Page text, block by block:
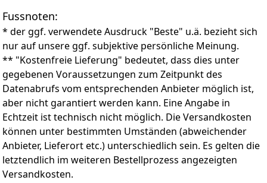
dabei aus wie aus einem Gartenmagazin. Dein
Mähroboter wird sich wie im Luxushotel fühlen!
Fussnoten:
* der ggf. verwendete Ausdruck "Beste" u.ä. bezieht sich
nur auf unsere ggf. subjektive persönliche Meinung.
** "Kostenfreie Lieferung" bedeutet, dass dies unter
gegebenen Voraussetzungen zum Zeitpunkt des
Datenabrufs vom entsprechenden Anbieter möglich ist,
aber nicht garantiert werden kann. Eine Angabe in
Echtzeit ist technisch nicht möglich. Die Versandkosten
können unter bestimmten Umständen (abweichender
Anbieter, Lieferort etc.) unterschiedlich sein. Es gelten die
letztendlich im weiteren Bestellprozess angezeigten
Versandkosten.